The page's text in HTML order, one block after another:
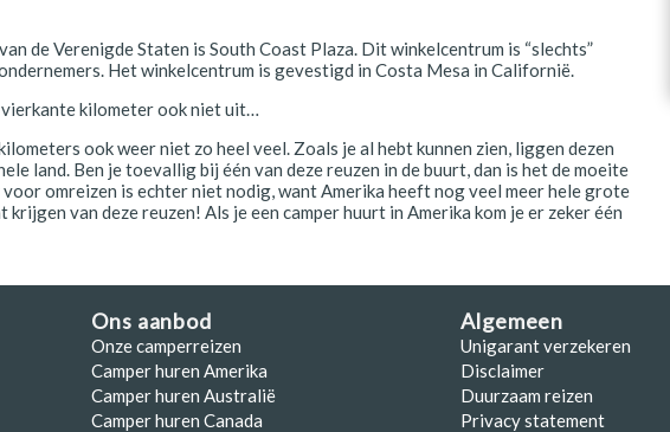
de Verenigde Staten is South Coast Plaza. Dit winkelcentrum is “slechts”
Het winkelcentrum is gevestigd in Costa Mesa in Californië.
vierkante kilometer ook niet uit…
ook weer niet zo heel veel. Zoals je al hebt kunnen zien, liggen dezen
land. Ben je toevallig bij één van deze reuzen in de buurt, dan is het de moeite
omreizen is echter niet nodig, want Amerika heeft nog veel meer hele grote
van deze reuzen! Als je een camper huurt in Amerika kom je er zeker één
Ons aanbod
Onze camperreizen
Camper huren Amerika
Camper huren Australië
Camper huren Canada
Algemeen
Unigarant verzekeren
Disclaimer
Duurzaam reizen
Privacy statement